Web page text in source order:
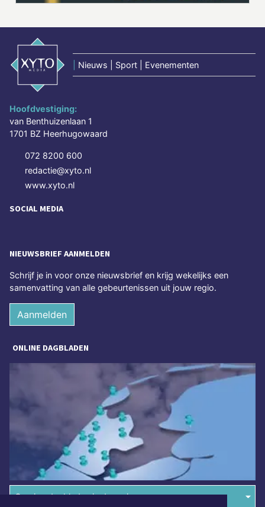
Nieuws | Sport | Evenementen
Hoofdvestiging:
van Benthuizenlaan 1
1701 BZ Heerhugowaard
072 8200 600
redactie@xyto.nl
www.xyto.nl
SOCIAL MEDIA
NIEUWSBRIEF AANMELDEN
Schrijf je in voor onze nieuwsbrief en krijg wekelijks een
samenvatting van alle gebeurtenissen uit jouw regio.
Aanmelden
ONLINE DAGBLADEN
Overige dagbladen in de regio